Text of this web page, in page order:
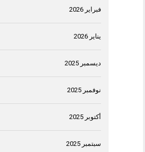
فبراير 2026
يناير 2026
ديسمبر 2025
نوفمبر 2025
أكتوبر 2025
سبتمبر 2025